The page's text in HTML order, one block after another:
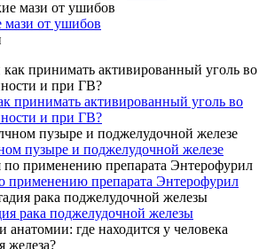
мази от ушибов
принимать активированный уголь во
и при ГВ?
пузыре и поджелудочной железе
применению препарата Энтерофурил
рака поджелудочной железы